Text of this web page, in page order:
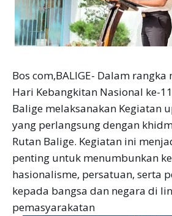
Bos com,BALIGE- Dalam
Hari Kebangkitan Nasional ke-
Balige melaksanakan Kegiatan
yang perlangsung dengan
Rutan Balige. Kegiatan ini
penting untuk menumbunkan
hasionalisme, persatuan, serta
kepada bangsa dan negara di
pemasyarakatan